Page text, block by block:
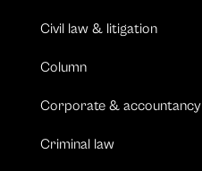
Civil law & litigation
Column
Corporate & accountancy
Criminal law